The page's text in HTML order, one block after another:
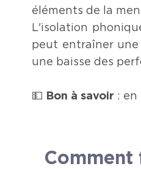
éléments de la
L'isolation
peut entraîner une
une baisse des
💵 Bon à savoir : en